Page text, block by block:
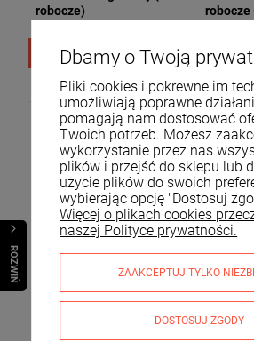
R
O
Z
W
I
Ń
O
B
I
robocze)
DO KOSZYKA
robocze
DO
Dbamy o Twoją
Pliki cookies i pokrewne im
umożliwiają poprawne
pomagają nam dostosować
Twoich potrzeb. Możesz
wykorzystanie przez nas
plików i przejść do sklepu lub
użycie plików do swoich
wybierając opcję "Dostosuj
Więcej o plikach cookies
naszej Polityce prywatności.
ZAAKCEPTUJ TYLKO
DOSTOSUJ ZGODY